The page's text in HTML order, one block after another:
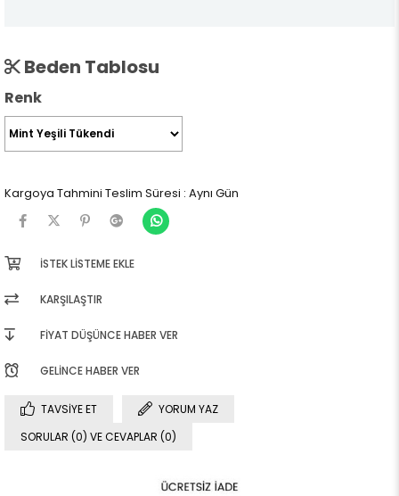
Beden Tablosu
Renk
Kargoya Tahmini Teslim Süresi : Aynı Gün
İSTEK LISTEME EKLE
KARŞILAŞTIR
FIYAT DÜŞÜNCE HABER VER
GELINCE HABER VER
TAVSIYE ET
YORUM YAZ
SORULAR (0) VE CEVAPLAR (0)